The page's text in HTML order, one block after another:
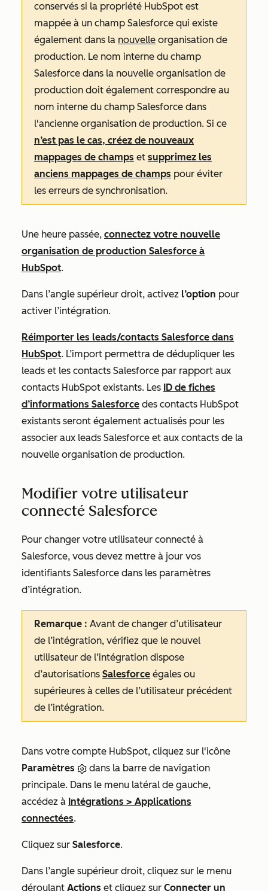
conservés si la propriété HubSpot est
mappée à un champ Salesforce qui existe
également dans la nouvelle organisation de
production. Le nom interne du champ
Salesforce dans la nouvelle organisation de
production doit également correspondre au
nom interne du champ Salesforce dans
l'ancienne organisation de production. Si ce
n’est pas le cas, créez de nouveaux
mappages de champs et supprimez les
anciens mappages de champs pour éviter
les erreurs de synchronisation.
Une heure passée, connectez votre nouvelle
organisation de production Salesforce à
HubSpot.
Dans l’angle supérieur droit, activez l’option pour
activer l’intégration.
Réimporter les leads/contacts Salesforce dans
HubSpot. L’import permettra de dédupliquer les
leads et les contacts Salesforce par rapport aux
contacts HubSpot existants. Les ID de fiches
d’informations Salesforce des contacts HubSpot
existants seront également actualisés pour les
associer aux leads Salesforce et aux contacts de la
nouvelle organisation de production.
Modifier votre utilisateur
connecté Salesforce
Pour changer votre utilisateur connecté à
Salesforce, vous devez mettre à jour vos
identifiants Salesforce dans les paramètres
d’intégration.
Remarque : Avant de changer d’utilisateur
de l’intégration, vérifiez que le nouvel
utilisateur de l’intégration dispose
d’autorisations Salesforce égales ou
supérieures à celles de l’utilisateur précédent
de l’intégration.
Dans votre compte HubSpot, cliquez sur l'icône
Paramètres
dans la barre de navigation
principale. Dans le menu latéral de gauche,
accédez à Intégrations > Applications
connectées.
Cliquez sur Salesforce.
Dans l’angle supérieur droit, cliquez sur le menu
déroulant Actions et cliquez sur Connecter un